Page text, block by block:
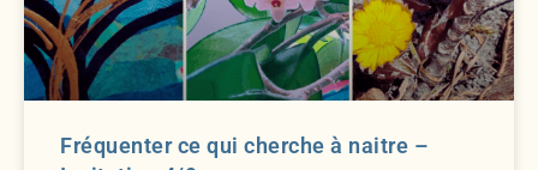
Fréquenter ce qui cherche à naitre –